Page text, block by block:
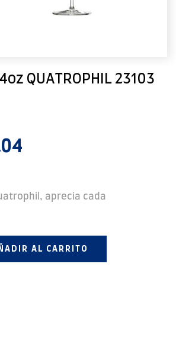
QUATROPHIL 23103
aprecia cada
AL CARRITO